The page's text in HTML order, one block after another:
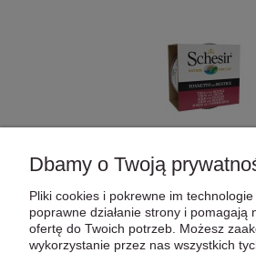
Schesir Tuńczyk z Aloesem w
Dbamy o Twoją
Pliki cookies i pokrewne im
poprawne działanie strony i pomagają
ofertę do Twoich potrzeb. Możesz
wykorzystanie przez nas wszystkich